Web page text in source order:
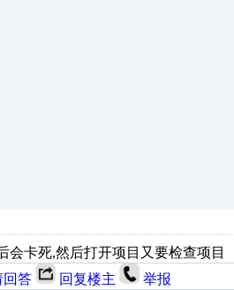
会卡死,然后打开项目又要检查项目
回答 回复楼主 举报